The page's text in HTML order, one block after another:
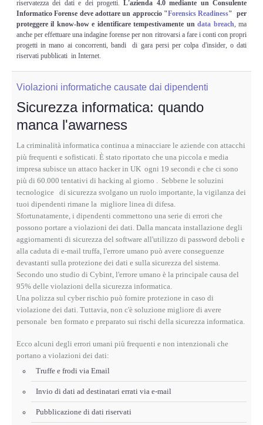
riservatezza dei dati e dei progetti.L'azienda 4.0 mediante un Consulente
Informatico Forense deve adottare un approccio "Forensics Readiness" per
proteggere il know-how e identificare tempestivamente undata breach, ma
anche per effettuare una indagine forense per non ritrovarsi a fare i conti con propri
progetti in mano ai concorrenti, bandi di gara persi per colpa d'insider, o dati
riservati pubblicati in Internet.
Violazioni informatiche causate dai dipendenti
Sicurezza informatica: quando
manca l'awarness
La criminalità informatica continua a minacciare le aziende con attacchi
più frequenti e sofisticati. È stato riportato che una piccola e media
impresa subisce un attaco hacker in UK ogni 19 secondi e che ci sono
più di 60.000 tentativi di hacking al giorno . Sebbene le soluzini
tecnologice di sicurezza svolgano un ruolo importante, la vigilanza dei
tuoi dipendenti rimane la migliore linea di difesa.
Sfortunatamente, i dipendenti commettono una serie di errori che
possono portare a violazioni dei dati. Dalla mancata installazione degli
aggiornamenti di sicurezza del software all'utilizzo di password deboli e
alla caduta di e-mail truffa, l'errore umano può avere conseguenze
devastanti sulla protezione dei dati e sulla sicurezza del sistema.
Secondo uno studio di Cybint, l'errore umano è la principale causa del
95% delle violazioni della sicurezza informatica.
Una polizza sul cyber rischio può fornire protezione in caso di
violazione dei dati. Tuttavia, non c'è soluzione migliore di avere
personale ben formato e preparato sui rischi della sicurezza informatica.
Ecco alcuni degli errori umani più frequenti e non intenzionali che
portano a violazioni dei dati:
Truffe e frodi via Email
Invio di dati ad destinatari errati via e-mail
Pubblicazione di dati riservati